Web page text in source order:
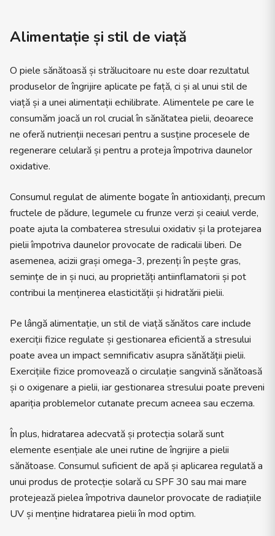
Alimentație și stil de viață
O piele sănătoasă și strălucitoare nu este doar rezultatul
produselor de îngrijire aplicate pe față, ci și al unui stil de
viață și a unei alimentații echilibrate. Alimentele pe care le
consumăm joacă un rol crucial în sănătatea pielii, deoarece
ne oferă nutrienții necesari pentru a susține procesele de
regenerare celulară și pentru a proteja împotriva daunelor
oxidative.
Consumul regulat de alimente bogate în antioxidanți, precum
fructele de pădure, legumele cu frunze verzi și ceaiul verde,
poate ajuta la combaterea stresului oxidativ și la protejarea
pielii împotriva daunelor provocate de radicalii liberi. De
asemenea, acizii grași omega-3, prezenți în pește gras,
semințe de in și nuci, au proprietăți antiinflamatorii și pot
contribui la menținerea elasticității și hidratării pielii.
Pe lângă alimentație, un stil de viață sănătos care include
exerciții fizice regulate și gestionarea eficientă a stresului
poate avea un impact semnificativ asupra sănătății pielii.
Exercițiile fizice promovează o circulație sangvină sănătoasă
și o oxigenare a pielii, iar gestionarea stresului poate preveni
apariția problemelor cutanate precum acneea sau eczema.
În plus, hidratarea adecvată și protecția solară sunt
elemente esențiale ale unei rutine de îngrijire a pielii
sănătoase. Consumul suficient de apă și aplicarea regulată a
unui produs de protecție solară cu SPF 30 sau mai mare
protejează pielea împotriva daunelor provocate de radiațiile
UV și menține hidratarea pielii în mod optim.